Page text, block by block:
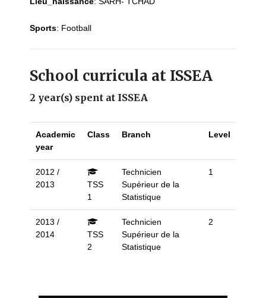
Sports: Football
School curricula at ISSEA
2 year(s) spent at ISSEA
Academic
year
Class Branch Level
2012 /
2013
TSS
1
Technicien
Supérieur de la
Statistique
1
2013 /
2014
TSS
2
Technicien
Supérieur de la
Statistique
2